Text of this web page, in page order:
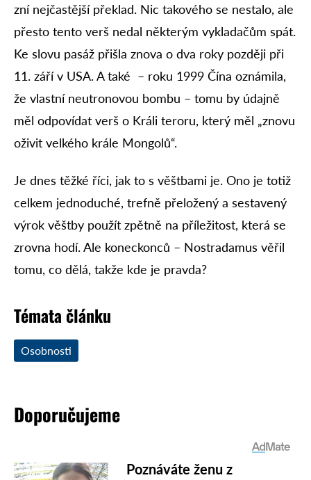
zní nejčastější překlad. Nic takového se nestalo, ale
přesto tento verš nedal některým vykladačům spát.
Ke slovu pasáž přišla znova o dva roky později při
11. září v USA. A také – roku 1999 Čína oznámila,
že vlastní neutronovou bombu – tomu by údajně
měl odpovídat verš o Králi teroru, který měl „znovu
oživit velkého krále Mongolů“.
Je dnes těžké říci, jak to s věštbami je. Ono je totiž
celkem jednoduché, trefně přeložený a sestavený
výrok věštby použít zpětně na příležitost, která se
zrovna hodí. Ale koneckonců – Nostradamus věřil
tomu, co dělá, takže kde je pravda?
Témata článku
Osobnosti
Doporučujeme